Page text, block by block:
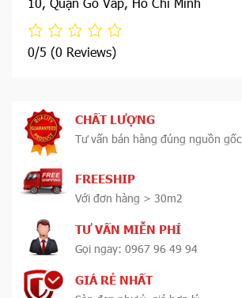
0/5 (0 Reviews)
CHẤT LƯỢNG
Tư vấn bán hàng đúng nguồn gốc
FREESHIP
Với đơn hàng > 30m2
TƯ VẤN MIỄN PHÍ
Gọi ngay: 0967 96 49 94
GIÁ RẺ NHẤT